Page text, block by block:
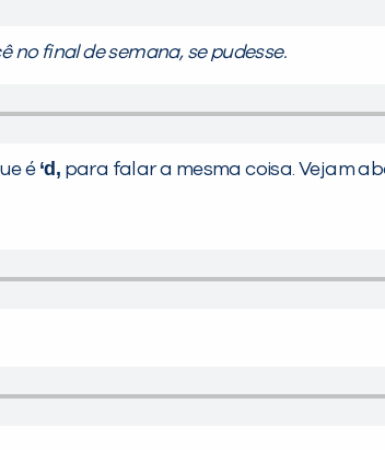
no final de semana, se pudesse.
é ‘d, para falar a mesma coisa. Vejam